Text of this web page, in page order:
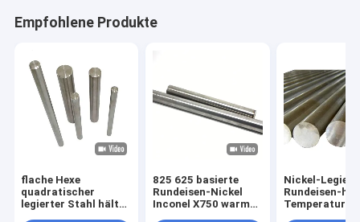
Empfohlene Produkte
flache Hexe
quadratischer
legierter Stahl hält
825 625 basierte
Rundeisen-Nickel
Inconel X750 warm
Nickel-
Rundeisen-
Temperatur